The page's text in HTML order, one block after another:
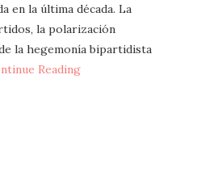
en la última década. La
la polarización
la hegemonía bipartidista
Reading